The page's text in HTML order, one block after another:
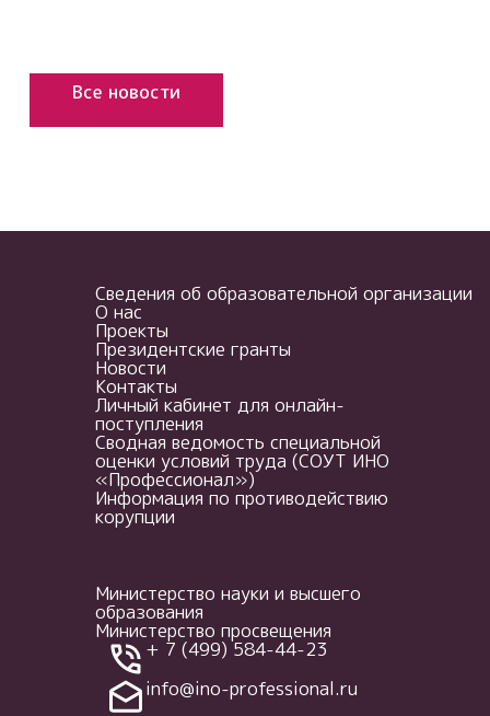
Все новости
Сведения об образовательной организации
О нас
Проекты
Президентские гранты
Новости
Контакты
Личный кабинет для онлайн-
поступления
Сводная ведомость специальной
оценки условий труда (СОУТ ИНО
«Профессионал»)
Информация по противодействию
корупции
Министерство науки и высшего
образования
Министерство просвещения
+ 7 (499) 584-44-23
info@ino-professional.ru